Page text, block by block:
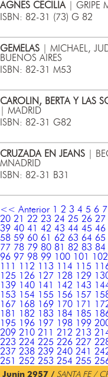
AGNES CECILIA | GRIPE
ISBN: 82-31 (73) G 82
GEMELAS | MICHAEL,
BUENOS AIRES
ISBN: 82-31 M53
CAROLIN, BERTA Y LAS
| MADRID
ISBN: 82-31 G82
CRUZADA EN JEANS |
MNADRID
ISBN: 82-31 B31
<< Anterior 1 2 3 4 5 6 7
20 21 22 23 24 25 26 27
39 40 41 42 43 44 45 46
58 59 60 61 62 63 64 65
77 78 79 80 81 82 83 84
96 97 98 99 100 101 102
111
112 113 114 115
125 126 127 128 129
139 140 141 142 143
153 154 155 156 157
167 168 169 170 171
181
182 183 184 185
195 196 197 198 199
209 210 211 212 213
223 224 225 226 227
237 238 239 240 241
251 252 253 254 255
Junín 2957 / SANTA FE /